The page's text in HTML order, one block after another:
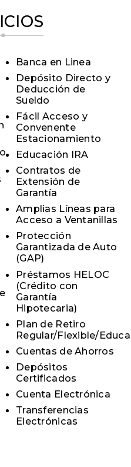
Banca en Linea
Depósito Directo y
Deducción de
Sueldo
Fácil Acceso y
Convenente
Estacionamiento
Educación IRA
Contratos de
Extensión de
Garantía
Amplias Líneas para
Acceso a Ventanillas
Protección
Garantizada de Auto
(GAP)
Préstamos HELOC
(Crédito con
Garantía
Hipotecaria)
Plan de Retiro
Regular/Flexible/
Cuentas de Ahorros
Depósitos
Certificados
Cuenta Electrónica
Transferencias
Electrónicas